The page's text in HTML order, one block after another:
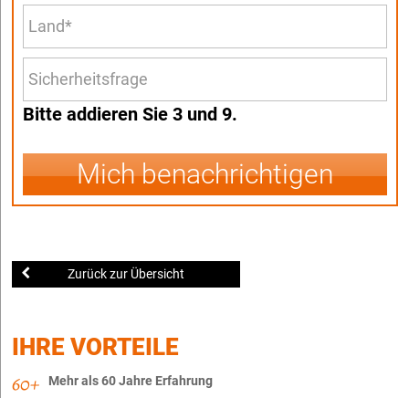
Bitte addieren Sie 3 und 9.
Mich benachrichtigen
Zurück zur Übersicht
IHRE VORTEILE
Mehr als 60 Jahre Erfahrung